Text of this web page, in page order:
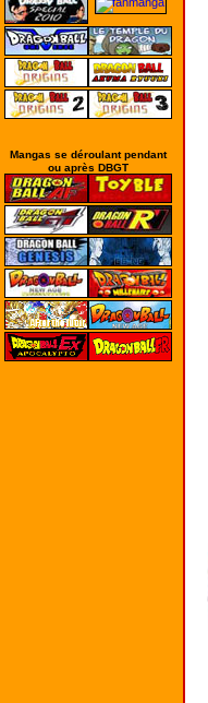
Mangas se déroulant pendant
ou après DBGT